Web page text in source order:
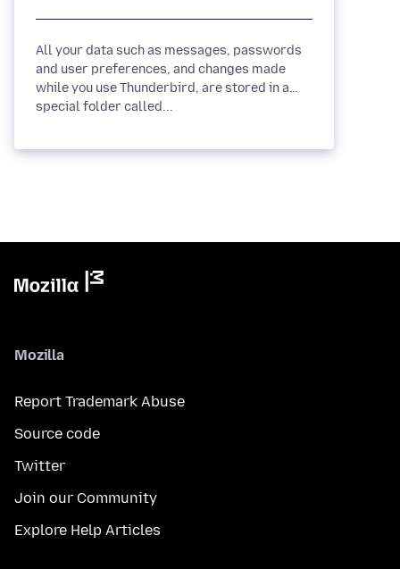
All your data such as messages, passwords
and user preferences, and changes made
while you use Thunderbird, are stored in a
special folder called...
Mozilla
Report Trademark Abuse
Source code
Twitter
Join our Community
Explore Help Articles